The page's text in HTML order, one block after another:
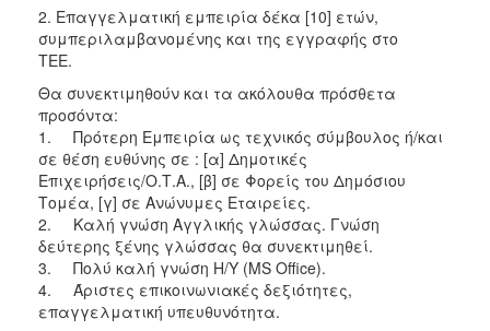
2016
2015
ΔΗΜΟΤΗΣ
ΕΠΙΣΚΕΠΤΗΣ
ΗΡΑΚΛΕΙΟ
2. Επαγγελματική εμπειρία δέκα [10] ετών,
συμπεριλαμβανομένης και της εγγραφής στο
ΤΕΕ.
Θα συνεκτιμηθούν και τα ακόλουθα πρόσθετα
προσόντα:
1. Πρότερη Εμπειρία ως τεχνικός σύμβουλος ή/και
σε θέση ευθύνης σε : [α] Δημοτικές
Επιχειρήσεις/Ο.Τ.Α., [β] σε Φορείς του Δημόσιου
Τομέα, [γ] σε Ανώνυμες Εταιρείες.
2. Καλή γνώση Αγγλικής γλώσσας. Γνώση
δεύτερης ξένης γλώσσας θα συνεκτιμηθεί.
3. Πολύ καλή γνώση Η/Υ (MS Office).
4. Άριστες επικοινωνιακές δεξιότητες,
επαγγελματική υπευθυνότητα.